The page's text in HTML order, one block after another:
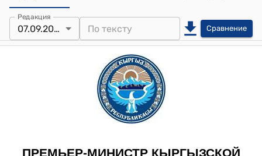
Редакция
07.09.2012 Сравнение